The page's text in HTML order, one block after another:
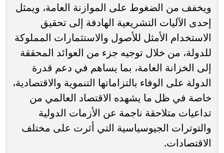
ويخفف من الضغوط على الموازنة العامة، ويمثل
إحدى الآليات التشريعية الهادفة إلى تحقيق
الاستخدام الأمثل للأصول والاستثمارات المملوكة
للدولة، من خلال توجيه جزء من العوائد المحققة
إلى الخزانة العامة، بما يساهم في دعم قدرة
الدولة على الوفاء بالتزاماتها التنموية والاقتصادية،
خاصة في ظل ما يشهده الاقتصاد العالمي من
تداعيات متلاحقة ناجمة عن الأزمات الدولية
والتوترات الجيوسياسية التي أثرت على مختلف
الاقتصادات.